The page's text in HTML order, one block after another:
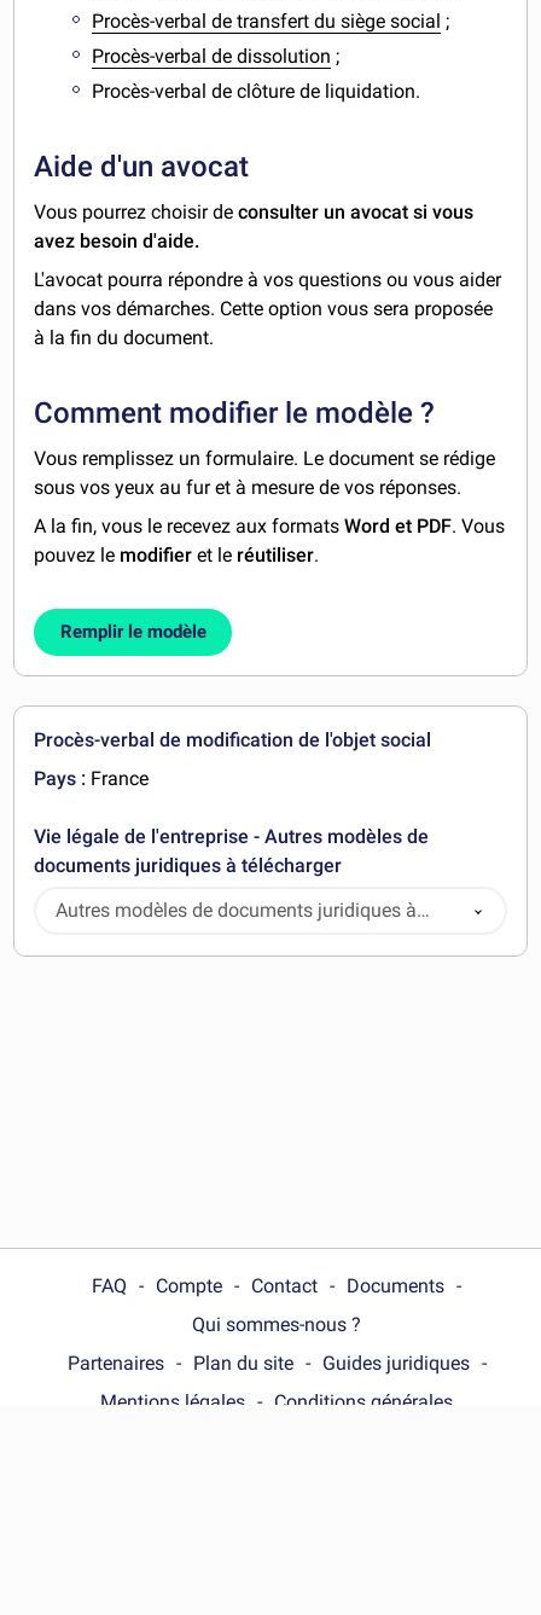
Procès-verbal de transfert du siège social ;
Procès-verbal de dissolution ;
Procès-verbal de clôture de liquidation.
Aide d'un avocat
Vous pourrez choisir deconsulter un avocat si vous
avez besoin d'aide.
L'avocat pourra répondre à vos questions ou vous aider
dans vos démarches. Cette option vous sera proposée
à la fin du document.
Comment modifier le modèle ?
Vous remplissez un formulaire. Le document se rédige
sous vos yeux au fur et à mesure de vos réponses.
A la fin, vous le recevez aux formatsWord et PDF. Vous
pouvez le modifier et le réutiliser.
Remplir le modèle
Procès-verbal de modification de l'objet social
Pays : France
Vie légale de l'entreprise - Autres modèles de
documents juridiques à télécharger
Autres modèles de documents juridiques à
télécharger
FAQ Compte Contact
Documents
Qui sommes-nous ?
Partenaires
Plan du site
Guides juridiques
Mentions légales
Conditions générales